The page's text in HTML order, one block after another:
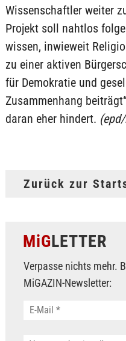
Wissenschaftler weiter
Projekt soll nahtlos
wissen, inwieweit
zu einer aktiven
für Demokratie und
Zusammenhang
daran eher hindert.
Zurück zur
MiGLETTER
Verpasse nichts mehr.
MiGAZIN-Newsletter: